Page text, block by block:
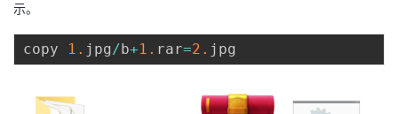
证
实
的
持
建
示。
copy 1. jpg/ b+1. rar=2.